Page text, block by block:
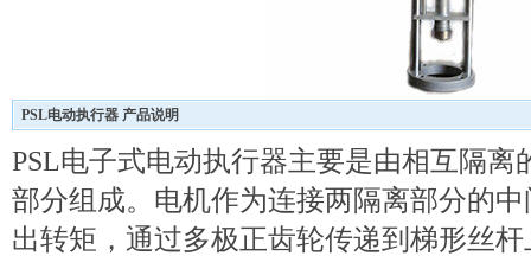
PSL电动执行器 产品说明
PSL电子式电动执行器主要是由相互隔
部分组成。电机作为连接两隔离部分的
出转矩，通过多极正齿轮传递到梯形丝